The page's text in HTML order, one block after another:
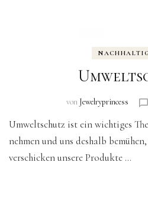
von Jewelryprincess
Umweltschutz ist ein wichtiges
nehmen und uns deshalb
verschicken unsere Produkte …